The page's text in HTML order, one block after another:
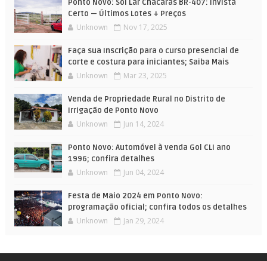
Ponto Novo: Sol Lar Chácaras BR-407: Invista
Certo — Últimos Lotes + Preços
Unknown Nov 17, 2025
Faça sua Inscrição para o curso presencial de
corte e costura para iniciantes; Saiba Mais
Unknown Mar 23, 2025
Venda de Propriedade Rural no Distrito de
Irrigação de Ponto Novo
Unknown Jun 14, 2024
Ponto Novo: Automóvel à venda Gol CLI ano
1996; confira detalhes
Unknown Jun 04, 2024
Festa de Maio 2024 em Ponto Novo:
programação oficial; confira todos os detalhes
Unknown Jan 29, 2024